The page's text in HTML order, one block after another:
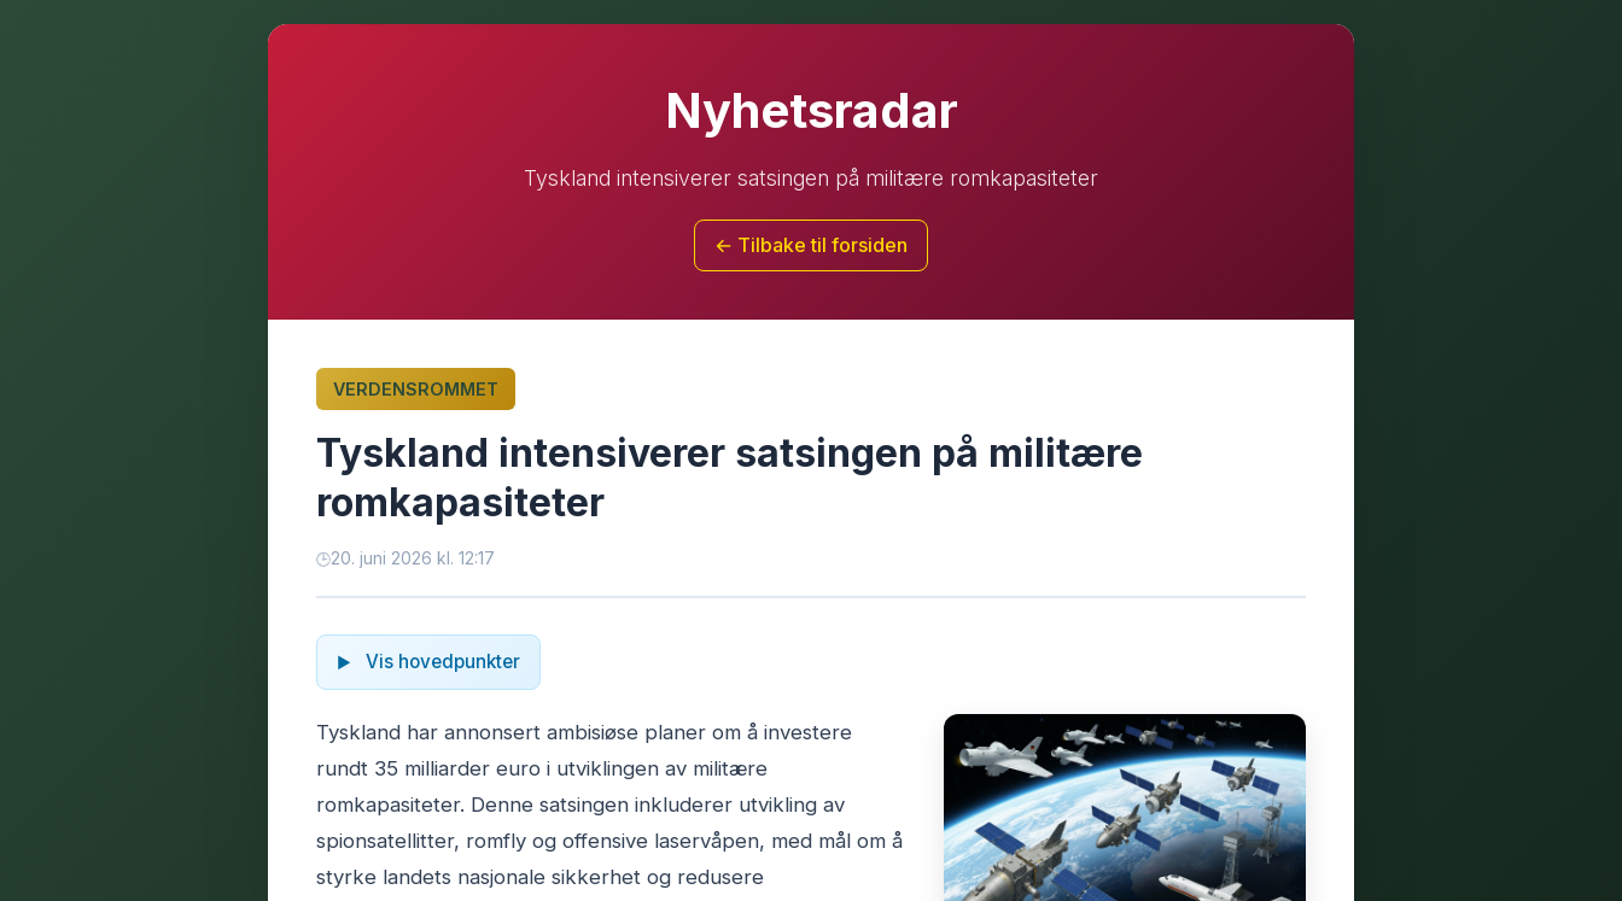
Nyhetsradar
Tyskland intensiverer satsingen på militære romkapasiteter
← Tilbake til forsiden
VERDENSROMMET
Tyskland intensiverer satsingen på militære
romkapasiteter
20. juni 2026 kl. 12:17
Vis hovedpunkter
Tyskland har annonsert ambisiøse planer om å investere
rundt 35 milliarder euro i utviklingen av militære
romkapasiteter. Denne satsingen inkluderer utvikling av
spionsatellitter, romfly og offensive laservåpen, med mål om å
styrke landets nasjonale sikkerhet og redusere